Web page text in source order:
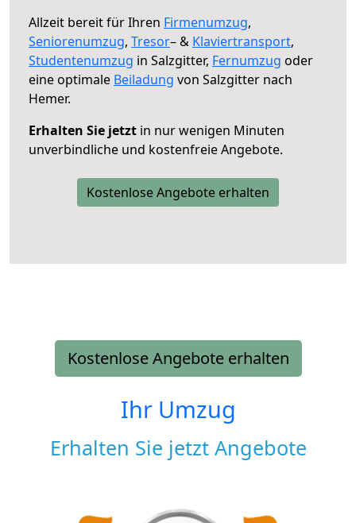
Allzeit bereit für Ihren Firmenumzug,
Seniorenumzug, Tresor– & Klaviertransport,
Studentenumzug in Salzgitter, Fernumzug oder
eine optimale Beiladung von Salzgitter nach
Hemer.
Erhalten Sie jetzt in nur wenigen Minuten
unverbindliche und kostenfreie Angebote.
Kostenlose Angebote erhalten
Kostenlose Angebote erhalten
Ihr Umzug
Erhalten Sie jetzt Angebote